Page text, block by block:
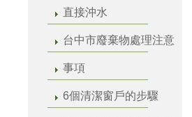
直接沖水
台中市廢棄物處理注意
事項
6個清潔窗戶的步驟